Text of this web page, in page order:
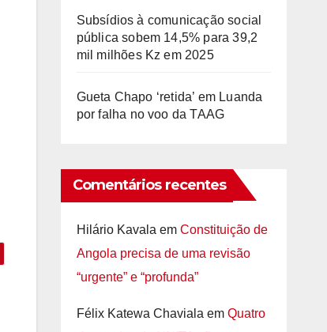
Subsídios à comunicação social
pública sobem 14,5% para 39,2
mil milhões Kz em 2025
Gueta Chapo ‘retida’ em Luanda
por falha no voo da TAAG
Comentários recentes
Hilário Kavala em Constituição de
Angola precisa de uma revisão
“urgente” e “profunda”
Félix Katewa Chaviala em Quatro